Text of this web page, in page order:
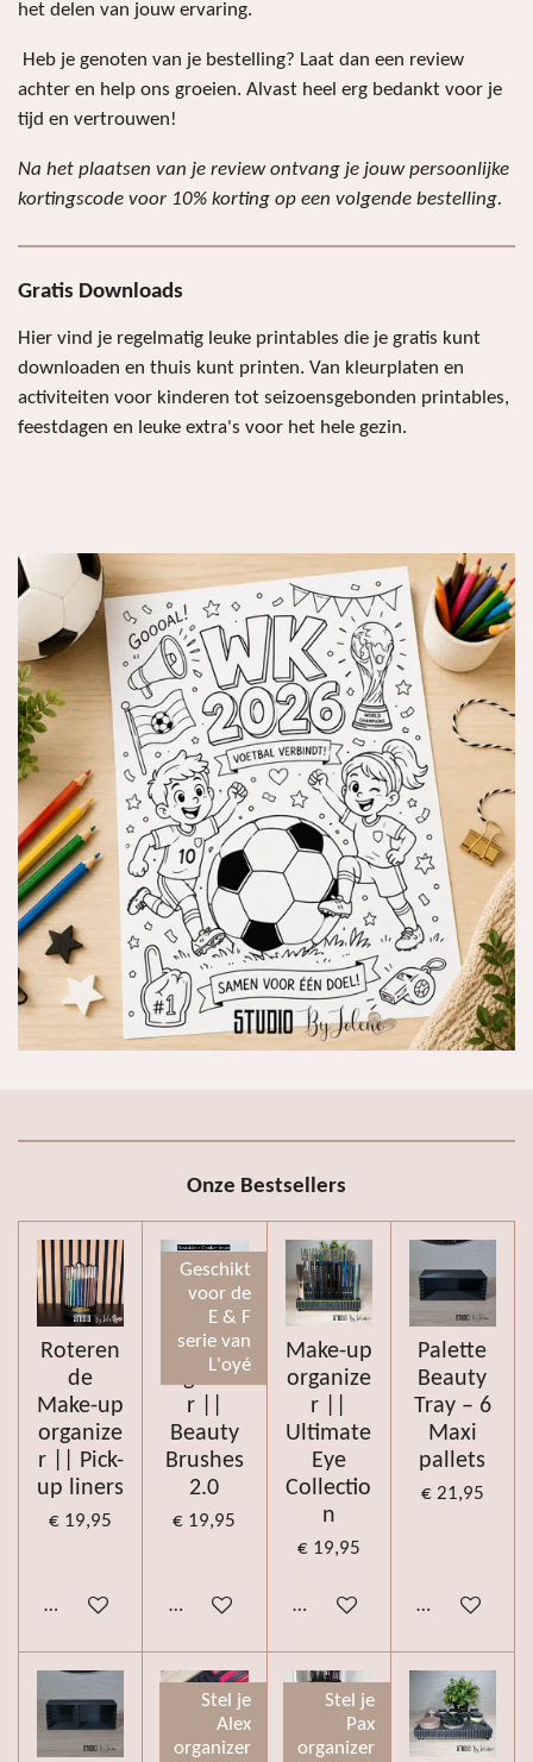
het delen van jouw ervaring.
Heb je genoten van je bestelling? Laat dan een review
achter en help ons groeien. Alvast heel erg bedankt voor je
tijd en vertrouwen!
Na het plaatsen van je review ontvang je jouw persoonlijke
kortingscode voor 10% korting op een volgende bestelling.
Gratis Downloads
Hier vind je regelmatig leuke printables die je gratis kunt
downloaden en thuis kunt printen. Van kleurplaten en
activiteiten voor kinderen tot seizoensgebonden printables,
feestdagen en leuke extra's voor het hele gezin.
Onze Bestsellers
Roteren
de
Make-up
organize
r || Pick-
up liners
€ 19,95
Bekijk details
Geschikt
voor de
E & F
serie van
L'oyé
Make-up
organize
r ||
Beauty
Brushes
2.0
€ 19,95
Bekijk details
Make-up
organize
r ||
Ultimate
Eye
Collectio
n
€ 19,95
Bekijk details
Palette
Beauty
Tray – 6
Maxi
pallets
€ 21,95
Bekijk details
Stel je
Alex
organizer
Stel je
Pax
organizer